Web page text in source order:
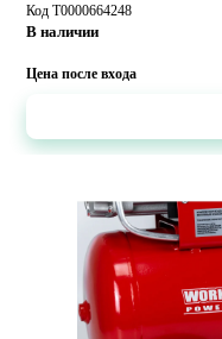
Код Т0000664248
В наличии
Цена после входа